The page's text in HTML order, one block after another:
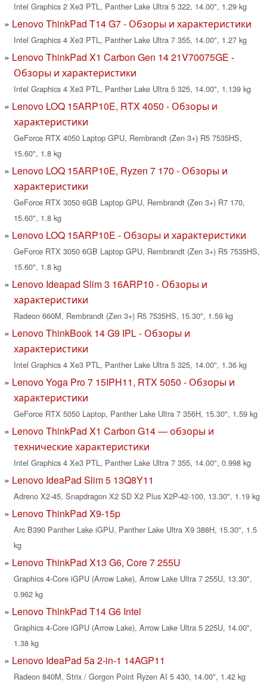
Intel Graphics 2 Xe3 PTL, Panther Lake Ultra 5 322, 14.00", 1.29 kg
Lenovo ThinkPad T14 G7 - Обзоры и характеристики
Intel Graphics 4 Xe3 PTL, Panther Lake Ultra 7 355, 14.00", 1.27 kg
Lenovo ThinkPad X1 Carbon Gen 14 21V70075GE -
Обзоры и характеристики
Intel Graphics 4 Xe3 PTL, Panther Lake Ultra 5 325, 14.00", 1.139 kg
Lenovo LOQ 15ARP10E, RTX 4050 - Обзоры и
характеристики
GeForce RTX 4050 Laptop GPU, Rembrandt (Zen 3+) R5 7535HS,
15.60", 1.8 kg
Lenovo LOQ 15ARP10E, Ryzen 7 170 - Обзоры и
характеристики
GeForce RTX 3050 6GB Laptop GPU, Rembrandt (Zen 3+) R7 170,
15.60", 1.8 kg
Lenovo LOQ 15ARP10E - Обзоры и характеристики
GeForce RTX 3050 6GB Laptop GPU, Rembrandt (Zen 3+) R5 7535HS,
15.60", 1.8 kg
Lenovo Ideapad Slim 3 16ARP10 - Обзоры и
характеристики
Radeon 660M, Rembrandt (Zen 3+) R5 7535HS, 15.30", 1.59 kg
Lenovo ThinkBook 14 G9 IPL - Обзоры и
характеристики
Intel Graphics 4 Xe3 PTL, Panther Lake Ultra 5 325, 14.00", 1.36 kg
Lenovo Yoga Pro 7 15IPH11, RTX 5050 - Обзоры и
характеристики
GeForce RTX 5050 Laptop, Panther Lake Ultra 7 356H, 15.30", 1.59 kg
Lenovo ThinkPad X1 Carbon G14 — обзоры и
технические характеристики
Intel Graphics 4 Xe3 PTL, Panther Lake Ultra 7 355, 14.00", 0.998 kg
Lenovo IdeaPad Slim 5 13Q8Y11
Adreno X2-45, Snapdragon X2 SD X2 Plus X2P-42-100, 13.30", 1.19 kg
Lenovo ThinkPad X9-15p
Arc B390 Panther Lake iGPU, Panther Lake Ultra X9 388H, 15.30", 1.5
kg
Lenovo ThinkPad X13 G6, Core 7 255U
Graphics 4-Core iGPU (Arrow Lake), Arrow Lake Ultra 7 255U, 13.30",
0.962 kg
Lenovo ThinkPad T14 G6 Intel
Graphics 4-Core iGPU (Arrow Lake), Arrow Lake Ultra 5 225U, 14.00",
1.38 kg
Lenovo IdeaPad 5a 2-in-1 14AGP11
Radeon 840M, Strix / Gorgon Point Ryzen AI 5 430, 14.00", 1.42 kg